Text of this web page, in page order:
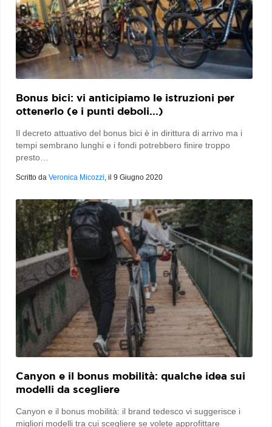
Bonus bici: vi anticipiamo le istruzioni per
ottenerlo (e i punti deboli...)
Il decreto attuativo del bonus bici è in dirittura di arrivo ma i
tempi sembrano lunghi e i fondi potrebbero finire troppo
presto…
Scritto da Veronica Micozzi, il 9 Giugno 2020
Canyon e il bonus mobilità: qualche idea sui
modelli da scegliere
Canyon e il bonus mobilità: il brand tedesco vi suggerisce i
migliori modelli tra cui scegliere se volete approfittare